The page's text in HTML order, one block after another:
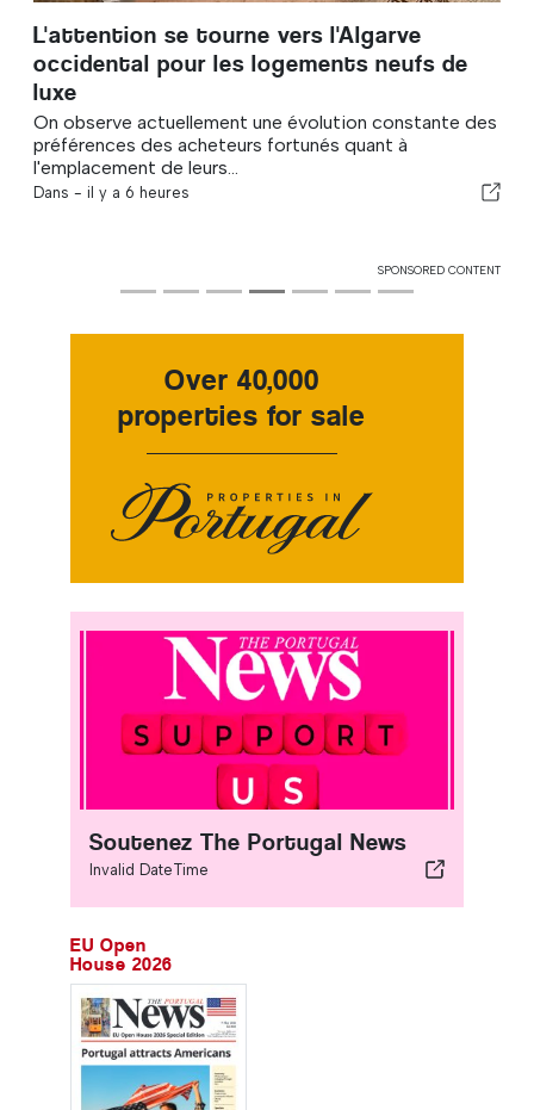
L'attention se tourne vers l'Algarve
occidental pour les logements neufs de
luxe
On observe actuellement une évolution constante des
préférences des acheteurs fortunés quant à
l'emplacement de leurs...
Dans - il y a 6 heures
SPONSORED CONTENT
Over 40,000
properties for sale
Soutenez The Portugal News
Invalid DateTime
EU Open
House 2026